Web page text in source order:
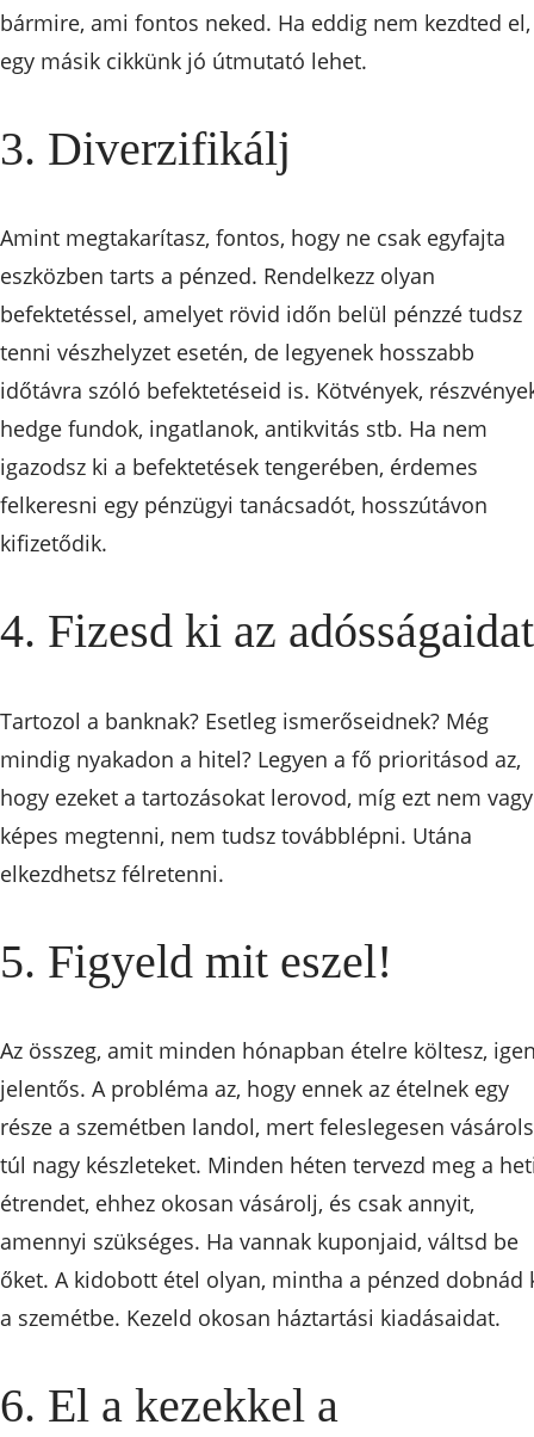
bármire, ami fontos neked. Ha eddig nem kezdted el,
egy másik cikkünk jó útmutató lehet.
3. Diverzifikálj
Amint megtakarítasz, fontos, hogy ne csak egyfajta
eszközben tarts a pénzed. Rendelkezz olyan
befektetéssel, amelyet rövid időn belül pénzzé tudsz
tenni vészhelyzet esetén, de legyenek hosszabb
időtávra szóló befektetéseid is. Kötvények,
hedge fundok, ingatlanok, antikvitás stb. Ha nem
igazodsz ki a befektetések tengerében, érdemes
felkeresni egy pénzügyi tanácsadót, hosszútávon
kifizetődik.
4. Fizesd ki az adósságaidat
Tartozol a banknak? Esetleg ismerőseidnek? Még
mindig nyakadon a hitel? Legyen a fő prioritásod az,
hogy ezeket a tartozásokat lerovod, míg ezt nem vagy
képes megtenni, nem tudsz továbblépni. Utána
elkezdhetsz félretenni.
5. Figyeld mit eszel!
Az összeg, amit minden hónapban ételre költesz,
jelentős. A probléma az, hogy ennek az ételnek egy
része a szemétben landol, mert feleslegesen
túl nagy készleteket. Minden héten tervezd meg a
étrendet, ehhez okosan vásárolj, és csak annyit,
amennyi szükséges. Ha vannak kuponjaid, váltsd be
őket. A kidobott étel olyan, mintha a pénzed dobnád
a szemétbe. Kezeld okosan háztartási kiadásaidat.
6. El a kezekkel a